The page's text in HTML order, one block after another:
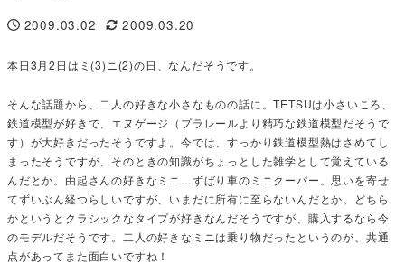
投稿日
2009.03.02
更新日
2009.03.20
本日3月2日はミ(3)ニ(2)の日、なんだそうです。
そんな話題から、二人の好きな小さなものの話に。TETSUは小さいころ、
鉄道模型が好きで、エヌゲージ（プラレールより精巧な鉄道模型だそうで
す）が大好きだったそうですよ。今では、すっかり鉄道模型熱はさめてし
まったそうですが、そのときの知識がちょっとした雑学として覚えている
んだとか。由起さんの好きなミニ…ずばり車のミニクーパー。思いを寄せ
てずいぶん経つらしいですが、いまだに所有に至らないんだとか。どちら
かというとクラシックなタイプが好きなんだそうですが、購入するなら今
のモデルだそうです。二人の好きなミニは乗り物だったというのが、共通
点があってまた面白いですね！